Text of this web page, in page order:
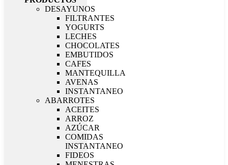
DESAYUNOS
FILTRANTES
YOGURTS
LECHES
CHOCOLATES
EMBUTIDOS
CAFES
MANTEQUILLA
AVENAS
INSTANTANEO
ABARROTES
ACEITES
ARROZ
AZÚCAR
COMIDAS
INSTANTANEO
FIDEOS